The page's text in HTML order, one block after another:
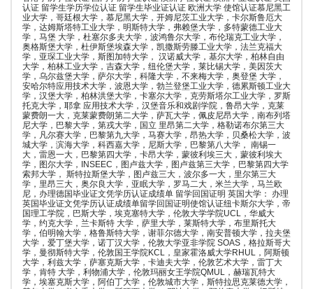
认证 留学生学历学位认证 留学生毕业证认证 欧洲大学 使馆认证慕尼黑工
业大学，哥廷根大学，慕尼黑大学，开姆尼茨工业大学，卡尔斯鲁厄大
学，达姆斯塔特工业大学，明斯特大学，弗赖堡大学，多特蒙德工业大
学，马堡 大学，杜塞尔多夫大学，波鸿鲁尔大学，布伦瑞克工业大学，
奥格斯堡大学，杜伊斯堡埃森大学，凯撒斯劳滕工业大学，法兰克福大
学，亚琛工业大学，斯图加特大学， 汉诺威大学，基尔大学，柏林自由
大学，柏林工业大学，吉森大学，纽伦堡大学，莱比锡大学，美因茨大
学，乌尔兹堡大学，萨尔大学，科隆大学，不来梅大学，奥登堡 大学，
安哈尔特应用技术大学，波恩大学，勃兰登堡工业大学，德累斯顿工业大
学，汉堡大学，柏林洪堡大学，卡塞尔大学，克劳斯塔尔工业大学，罗斯
托克大学，耶拿 应用技术大学，汉堡音乐和戏剧学院，鲁昂大学，克莱
蒙费朗一大，克莱蒙费朗第二大学，萨瓦大学，佩皮尼昂大学，南布列塔
尼大学，巴黎大学，第戎大学，国立 里昂第二大学，格勒诺布尔第三大
学，凡尔赛大学，巴黎第九大学，马赛大学，昂热大学，贝桑松大学，波
城大学，滨海大学，科西嘉大学，尼斯大学，巴黎第八大学， 南锡一
大，雷恩一大，巴黎第四大学，卡昂大学，蒙彼利埃三大，蒙彼利埃大
学，图尔大学，INSEEC，图卢兹大学，图卢兹第三大学，巴黎第四大学
索邦大学， 斯特拉斯堡大学，图卢兹三大，波尔多一大，里尔第三大
学，里昂三大，奥尔良大学，亚眠大学，罗马二大，米兰大学，马兰欧
尼，办理德国毕业证文凭学历认证成绩单 留学回国证明 英国大学： 办理
英国毕业证文凭学历认证成绩单留学回国证明使馆认证纽卡斯尔大学，帝
国理工学院，巴斯大学，埃克塞特大学，伦敦大学学院UCL，华威大
学，约克大学，兰卡斯特 大学，萨里大学，莱斯特大学，布里斯托大
学，伯明翰大学，格鲁斯特大学，谢菲尔德大学，南安普顿大学，拉夫堡
大学，爱丁堡大学，诺丁汉大学，伦敦大学亚非学院 SOAS，格拉斯哥大
学，曼彻斯特大学，伦敦国王学院KCL，皇家霍洛威大学RHUL，阿斯顿
大学，利兹大学，萨塞克斯大学，卡迪夫大学，伦敦艺术大学，雷丁大
学，肯特 大学，利物浦大学，伦敦玛丽女王学院QMUL，赫瑞瓦特大
学，埃塞克斯大学，阿伯丁大学，伦敦城市大学，斯特拉思克莱德大学，